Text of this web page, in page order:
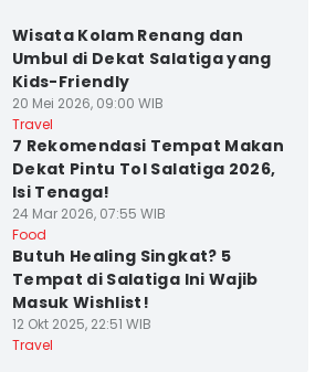
Wisata Kolam Renang dan
Umbul di Dekat Salatiga yang
Kids-Friendly
20 Mei 2026, 09:00 WIB
Travel
7 Rekomendasi Tempat Makan
Dekat Pintu Tol Salatiga 2026,
Isi Tenaga!
24 Mar 2026, 07:55 WIB
Food
Butuh Healing Singkat? 5
Tempat di Salatiga Ini Wajib
Masuk Wishlist!
12 Okt 2025, 22:51 WIB
Travel